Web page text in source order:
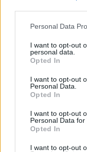
Personal Data
I want to opt-out
personal data.
Opted In
I want to opt-out
Personal Data.
Opted In
I want to opt-out
Personal Data for
Opted In
I want to opt-out
când pierderile
Schimbările din
1945”
SUA și UE vor
dolari pentru
carburanților ar
S-a înțeles